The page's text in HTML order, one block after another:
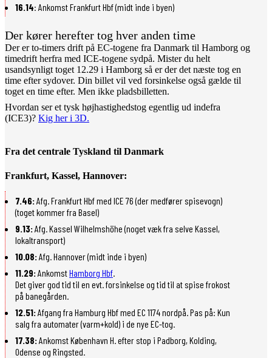
16.14: Ankomst Frankfurt Hbf (midt inde i byen)
Der kører herefter tog hver anden time
Der er to-timers drift på EC-togene fra Danmark til Hamborg og
timedrift herfra med ICE-togene sydpå. Mister du helt
usandsynligt toget 12.29 i Hamborg så er der det næste tog en
time efter sydover. Din billet vil ved forsinkelse også gælde til
toget en time efter. Men ikke pladsbilletten.
Hvordan ser et tysk højhastighedstog egentlig ud indefra
(ICE3)? Kig her i 3D.
Fra det centrale Tyskland til Danmark
Frankfurt, Kassel, Hannover:
7.46:Afg. Frankfurt Hbf med ICE 76 (der medfører spisevogn)
(toget kommer fra Basel)
9.13:Afg. Kassel Wilhelmshöhe (noget væk fra selve Kassel,
lokaltransport)
10.08:Afg. Hannover (midt inde i byen)
11.29:AnkomstHamborg Hbf
Det giver god tid til en evt. forsinkelse og tid til at spise frokost
på banegården.
12.51:Afgang fra Hamburg Hbf med EC 1174 nordpå. Pas på: Kun
salg fra automater (varm+kold) i de nye EC-tog.
17.38:Ankomst København H. efter stop i Padborg, Kolding,
Odense og Ringsted.